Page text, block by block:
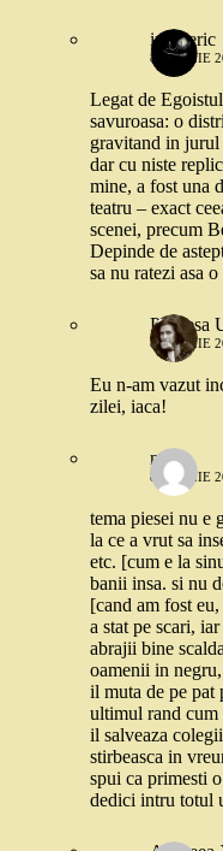
intuneric
8 APRILIE
Legat de
savuroasa: o
gravitand in
dar cu niste
mine, a fost una
teatru – exact
scenei, precum
Depinde de
sa nu ratezi asa o
Printesa
8 APRILIE
Eu n-am vazut
zilei, iaca!
nana
8 APRILIE
tema piesei nu e
la ce a vrut sa
etc. [cum e la
banii insa. si nu
[cand am fost
a stat pe scari,
abrajii bine
oamenii in
il muta de pe pat
ultimul rand cum
il salveaza
stirbeasca in
spui ca primesti
dedici intru totul